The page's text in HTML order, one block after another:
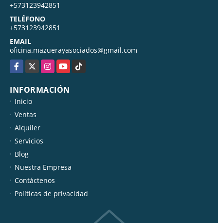
MÓVIL
+573123942851
TELÉFONO
+573123942851
EMAIL
oficina.mazuerayasociados@gmail.com
INFORMACIÓN
Inicio
Ventas
Alquiler
Servicios
Blog
Nuestra Empresa
Contáctenos